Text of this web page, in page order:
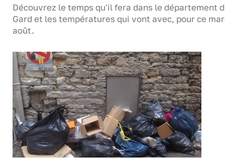
Découvrez le temps qu'il fera dans le département
Gard et les températures qui vont avec, pour ce
août.